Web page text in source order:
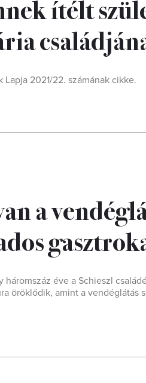
ítélt
2021/22. számának cikke.
a
háromszáz éve a Schieszl
öröklődik, amint a